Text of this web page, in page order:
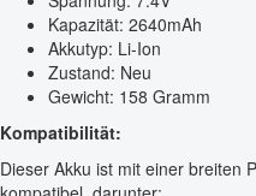
Kapazität: 2640mAh
Akkutyp: Li-Ion
Zustand: Neu
Gewicht: 158 Gramm
Kompatibilität:
Dieser Akku ist mit einer breiten